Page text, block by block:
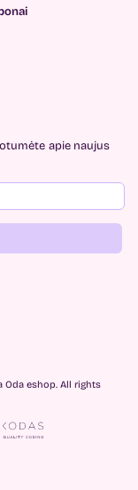
apie naujus
Oda eshop. All rights